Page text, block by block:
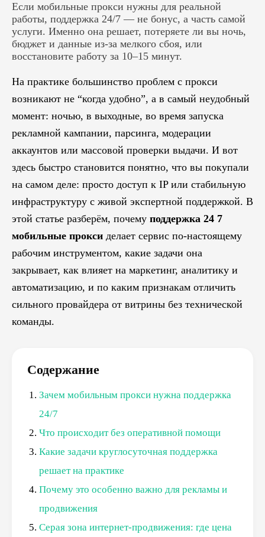
Если мобильные прокси нужны для реальной
работы, поддержка 24/7 — не бонус, а часть самой
услуги. Именно она решает, потеряете ли вы ночь,
бюджет и данные из-за мелкого сбоя, или
восстановите работу за 10–15 минут.
На практике большинство проблем с прокси
возникают не “когда удобно”, а в самый неудобный
момент: ночью, в выходные, во время запуска
рекламной кампании, парсинга, модерации
аккаунтов или массовой проверки выдачи. И вот
здесь быстро становится понятно, что вы покупали
на самом деле: просто доступ к IP или стабильную
инфраструктуру с живой экспертной поддержкой. В
этой статье разберём, почему поддержка 24 7
мобильные прокси делает сервис по-настоящему
рабочим инструментом, какие задачи она
закрывает, как влияет на маркетинг, аналитику и
автоматизацию, и по каким признакам отличить
сильного провайдера от витрины без технической
команды.
Содержание
Зачем мобильным прокси нужна поддержка
24/7
Что происходит без оперативной помощи
Какие задачи круглосуточная поддержка
решает на практике
Почему это особенно важно для рекламы и
продвижения
Серая зона интернет-продвижения: где цена